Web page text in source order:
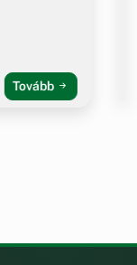
Tovább